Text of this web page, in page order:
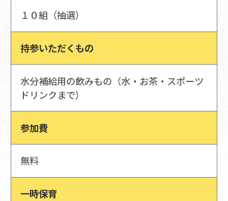
１０組（抽選）
持参いただくもの
水分補給用の飲みもの（水・お茶・スポーツ
ドリンクまで）
参加費
無料
一時保育